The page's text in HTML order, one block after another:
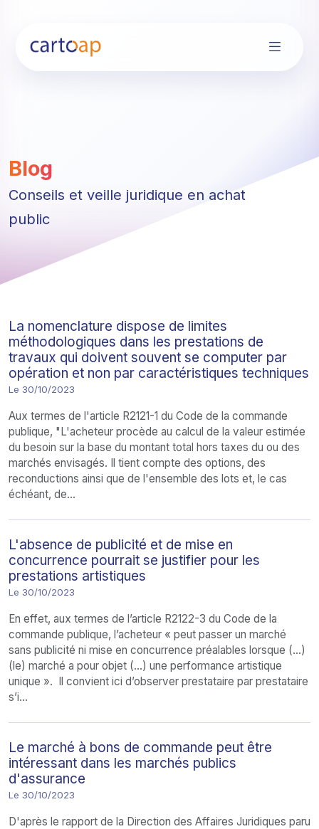
Blog
Conseils et veille juridique en achat
public
La nomenclature dispose de limites
méthodologiques dans les prestations de
travaux qui doivent souvent se computer par
opération et non par caractéristiques techniques
Le 30/10/2023
Aux termes de l'article R2121-1 du Code de la commande
publique, "L'acheteur procède au calcul de la valeur estimée
du besoin sur la base du montant total hors taxes du ou des
marchés envisagés. Il tient compte des options, des
reconductions ainsi que de l'ensemble des lots et, le cas
échéant, de...
L'absence de publicité et de mise en
concurrence pourrait se justifier pour les
prestations artistiques
Le 30/10/2023
En effet, aux termes de l’article R2122-3 du Code de la
commande publique, l’acheteur « peut passer un marché
sans publicité ni mise en concurrence préalables lorsque (…)
(le) marché a pour objet (…) une performance artistique
unique ». Il convient ici d’observer prestataire par prestataire
s’i...
Le marché à bons de commande peut être
intéressant dans les marchés publics
d'assurance
Le 30/10/2023
D'après le rapport de la Direction des Affaires Juridiques paru